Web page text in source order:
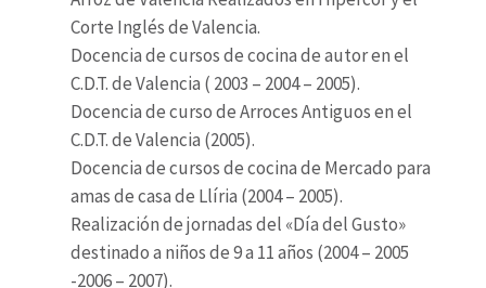
Corte Inglés de Valencia.
Docencia de cursos de cocina de autor en el
C.D.T. de Valencia ( 2003 – 2004 – 2005).
Docencia de curso de Arroces Antiguos en el
C.D.T. de Valencia (2005).
Docencia de cursos de cocina de Mercado para
amas de casa de Llíria (2004 – 2005).
Realización de jornadas del «Día del Gusto»
destinado a niños de 9 a 11 años (2004 – 2005
-2006 – 2007).